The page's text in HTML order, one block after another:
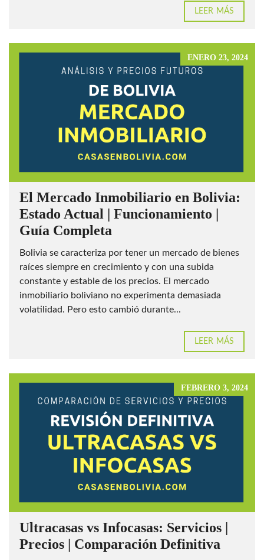
LEER MÁS
ENERO 23, 2024
El Mercado Inmobiliario en Bolivia:
Estado Actual | Funcionamiento |
Guía Completa
Bolivia se caracteriza por tener un mercado de bienes
raíces siempre en crecimiento y con una subida
constante y estable de los precios. El mercado
inmobiliario boliviano no experimenta demasiada
volatilidad. Pero esto cambió durante...
LEER MÁS
FEBRERO 3, 2024
Ultracasas vs Infocasas: Servicios |
Precios | Comparación Definitiva